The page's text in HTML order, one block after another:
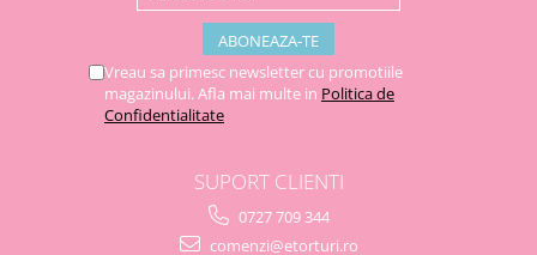
Vreau sa primesc newsletter cu promotiile
magazinului. Afla mai multe in Politica de
Confidentialitate
SUPORT CLIENTI
0727 709 344
comenzi@etorturi.ro